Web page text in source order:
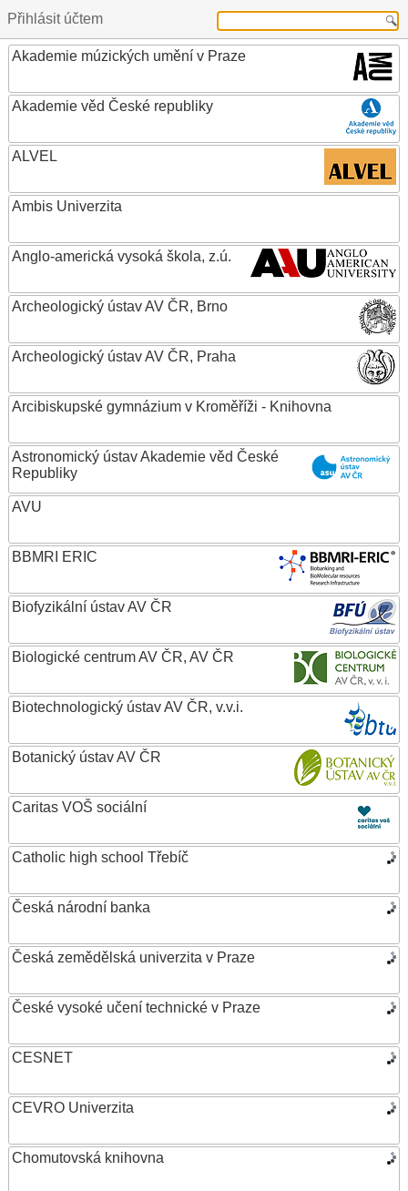
Přihlásit účtem
Akademie múzických umění v Praze
Akademie věd České republiky
ALVEL
Ambis Univerzita
Anglo-americká vysoká škola, z.ú.
Archeologický ústav AV ČR, Brno
Archeologický ústav AV ČR, Praha
Arcibiskupské gymnázium v Kroměříži - Knihovna
Astronomický ústav Akademie věd České
Republiky
AVU
BBMRI ERIC
Biofyzikální ústav AV ČR
Biologické centrum AV ČR, AV ČR
Biotechnologický ústav AV ČR, v.v.i.
Botanický ústav AV ČR
Caritas VOŠ sociální
Catholic high school Třebíč
Česká národní banka
Česká zemědělská univerzita v Praze
České vysoké učení technické v Praze
CESNET
CEVRO Univerzita
Chomutovská knihovna